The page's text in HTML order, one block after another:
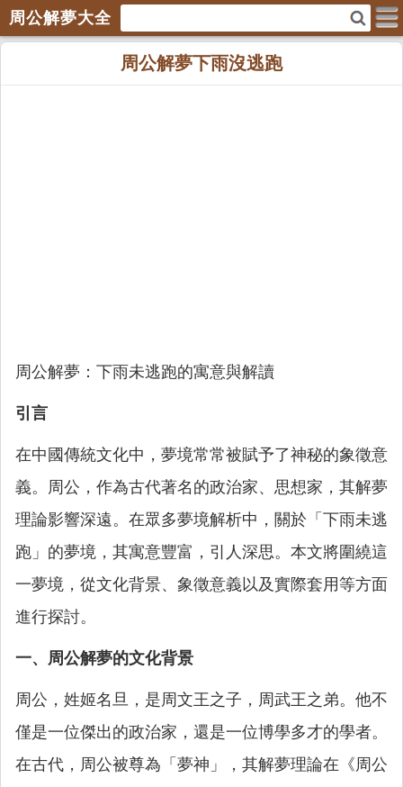
周公解夢大全
周公解夢下雨沒逃跑
周公解夢：下雨未逃跑的寓意與解讀
引言
在中國傳統文化中，夢境常常被賦予了神秘的象徵意
義。周公，作為古代著名的政治家、思想家，其解夢
理論影響深遠。在眾多夢境解析中，關於「下雨未逃
跑」的夢境，其寓意豐富，引人深思。本文將圍繞這
一夢境，從文化背景、象徵意義以及實際套用等方面
進行探討。
一、周公解夢的文化背景
周公，姓姬名旦，是周文王之子，周武王之弟。他不
僅是一位傑出的政治家，還是一位博學多才的學者。
在古代，周公被尊為「夢神」，其解夢理論在《周公